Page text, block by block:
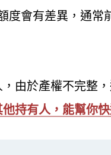
度會有差異，通常
由於產權不完整
他持有人，能幫你